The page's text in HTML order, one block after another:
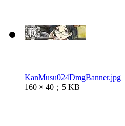
KanMusu024DmgBanner.jpg
160 × 40；5 KB